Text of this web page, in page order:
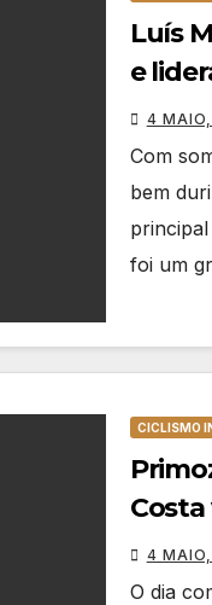
Luís
e
4
Com
bem
foi um
CICLISMO
4
O dia